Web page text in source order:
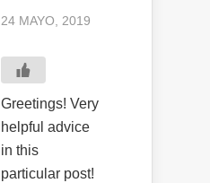
24 MAYO, 2019
Greetings! Very
helpful advice
in this
particular post!